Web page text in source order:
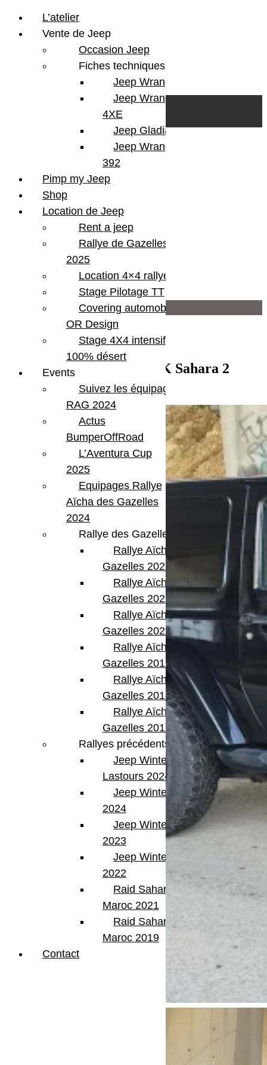
Wrangler JK
Sahara
KMS
137000
Black
2 portes
Automatique
2,8 CRD
Infos supplémentaires
Bluetooth
Central locking
Hard top
Marche Pieds
Vendu – Jeep Wrangler JK Sahara 2
portes 2.8 CRD 200cv
L’atelier
Vente de Jeep
Occasion Jeep
Fiches techniques
Jeep Wrangler JL
Jeep Wrangler
4XE
Jeep Gladiator
Jeep Wrangler V8
392
Pimp my Jeep
Shop
Location de Jeep
Rent a jeep
Rallye de Gazelles
2025
Location 4×4 rallye
Stage Pilotage TT
Covering automobile –
OR Design
Stage 4X4 intensif
100% désert
Events
Suivez les équipages
RAG 2024
Actus
BumperOffRoad
L’Aventura Cup
2025
Equipages Rallye
Aïcha des Gazelles
2024
Rallye des Gazelles
Rallye Aïcha des
Gazelles 2023
Rallye Aïcha des
Gazelles 2022
Rallye Aïcha des
Gazelles 2021 -30th
Rallye Aïcha des
Gazelles 2019
Rallye Aïcha des
Gazelles 2018
Rallye Aïcha des
Gazelles 2017
Rallyes précédents
Jeep Winter
Lastours 2024
Jeep Winter Tour
2024
Jeep Winter Tour
2023
Jeep Winter Tour
2022
Raid Sahara Tour
Maroc 2021
Raid Sahara Tour
Maroc 2019
Contact